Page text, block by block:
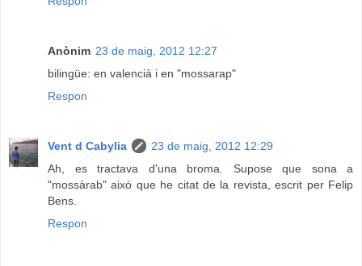
Anònim 23 de maig, 2012 12:27
bilingüe: en valencià i en "mossarap"
Respon
Vent d Cabylia
23 de maig, 2012 12:29
Ah, es tractava d'una broma. Supose que sona a
"mossàrab" això que he citat de la revista, escrit per Felip
Bens.
Respon